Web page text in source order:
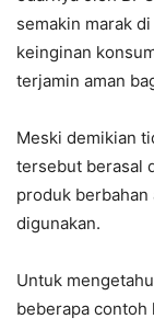
semakin marak
keinginan
terjamin aman
Meski demikian
tersebut berasal
produk berbahan
digunakan.
Untuk
beberapa contoh